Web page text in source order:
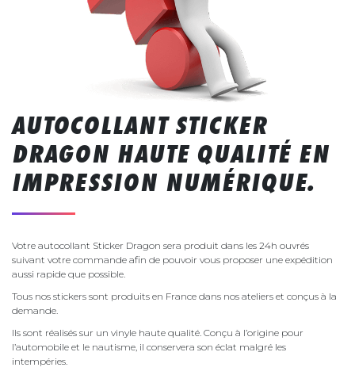
AUTOCOLLANT STICKER
DRAGON HAUTE QUALITÉ EN
IMPRESSION NUMÉRIQUE.
Votre autocollant Sticker Dragon sera produit dans les 24h ouvrés
suivant votre commande afin de pouvoir vous proposer une expédition
aussi rapide que possible.
Tous nos stickers sont produits en France dans nos ateliers et conçus à la
demande.
Ils sont réalisés sur un vinyle haute qualité. Conçu à l’origine pour
l’automobile et le nautisme, il conservera son éclat malgré les
intempéries.